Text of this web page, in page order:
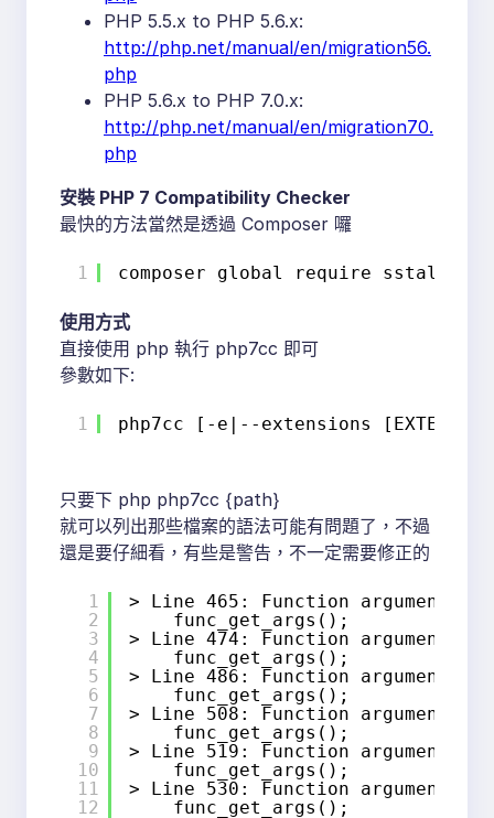
PHP 5.5.x to PHP 5.6.x:
http://php.net/manual/en/migration56.
php
PHP 5.6.x to PHP 7.0.x:
http://php.net/manual/en/migration70.
php
安裝 PHP 7 Compatibility Checker
最快的方法當然是透過 Composer 囉
1 composer global require sstalle
使用方式
直接使用 php 執行 php7cc 即可
參數如下:
1 php7cc [-e|--extensions
只要下 php php7cc {path}
就可以列出那些檔案的語法可能有問題了，不過
還是要仔細看，有些是警告，不一定需要修正的
1
2
3
4
5
6
7
8
9
10
11
12
> Line 465: Function
func_get_args();
> Line 474: Function
func_get_args();
> Line 486: Function
func_get_args();
> Line 508: Function
func_get_args();
> Line 519: Function
func_get_args();
> Line 530: Function
func_get_args();